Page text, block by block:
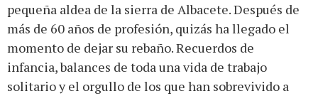
pequeña aldea de la sierra de Albacete. Después de
más de 60 años de profesión, quizás ha llegado el
momento de dejar su rebaño. Recuerdos de
infancia, balances de toda una vida de trabajo
solitario y el orgullo de los que han sobrevivido a